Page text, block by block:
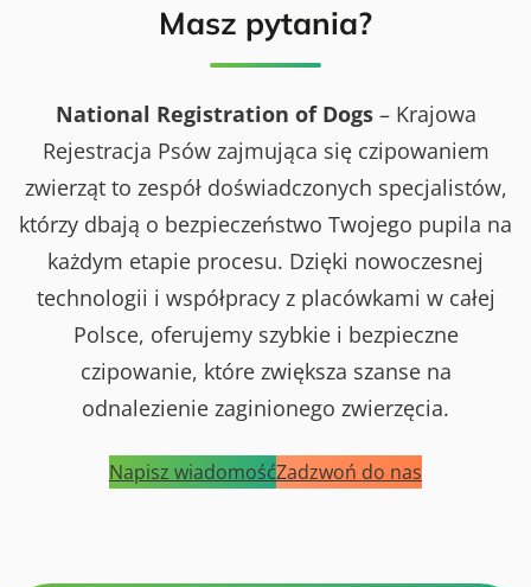
Masz pytania?
National Registration of Dogs– Krajowa
Rejestracja Psów zajmująca się czipowaniem
zwierząt to zespół doświadczonych specjalistów,
którzy dbają o bezpieczeństwo Twojego pupila na
każdym etapie procesu. Dzięki nowoczesnej
technologii i współpracy z placówkami w całej
Polsce, oferujemy szybkie i bezpieczne
czipowanie, które zwiększa szanse na
odnalezienie zaginionego zwierzęcia.
Napisz wiadomośćZadzwoń do nas